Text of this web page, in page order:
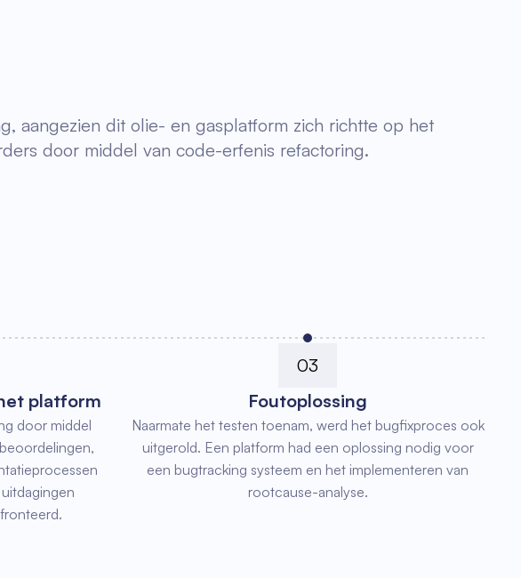
aangezien dit olie- en gasplatform zich richtte op het
door middel van code-erfenis refactoring.
platform
door middel
03
Foutoplossing
Naarmate het testen toenam, werd het bugfixproces ook
uitgerold. Een platform had een oplossing nodig voor
een bugtracking systeem en het implementeren van
rootcause-analyse.